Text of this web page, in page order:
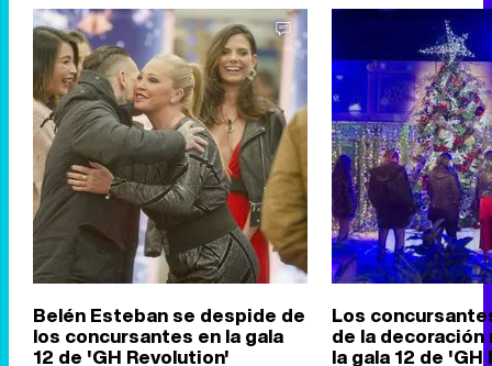
Belén Esteban se despide de
los concursantes en la gala
12 de 'GH Revolution'
Los
de la decoración
la gala 12 de